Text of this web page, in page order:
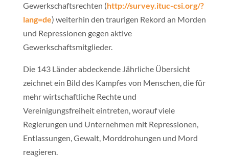
Gewerkschaftsrechten (http://survey.ituc-csi.org/?
lang=de) weiterhin den traurigen Rekord an Morden
und Repressionen gegen aktive
Gewerkschaftsmitglieder.
Die 143 Länder abdeckende Jährliche Übersicht
zeichnet ein Bild des Kampfes von Menschen, die für
mehr wirtschaftliche Rechte und
Vereinigungsfreiheit eintreten, worauf viele
Regierungen und Unternehmen mit Repressionen,
Entlassungen, Gewalt, Morddrohungen und Mord
reagieren.